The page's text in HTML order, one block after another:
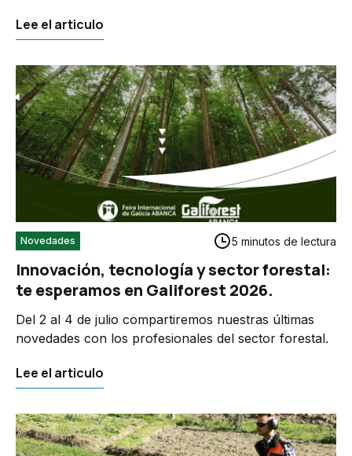
Lee el articulo
Novedades 5 minutos de lectura
Innovación, tecnología y sector forestal:
te esperamos en Galiforest 2026.
Del 2 al 4 de julio compartiremos nuestras últimas
novedades con los profesionales del sector forestal.
Lee el articulo